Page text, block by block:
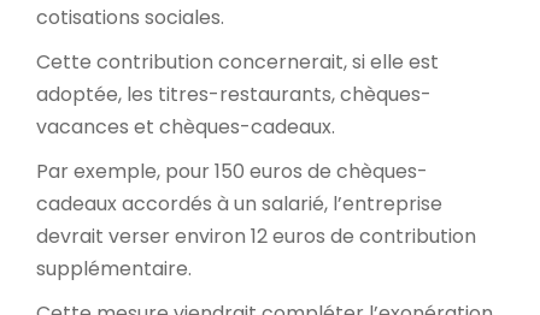
cotisations sociales.
Cette contribution concernerait, si elle est
adoptée, les titres-restaurants, chèques-
vacances et chèques-cadeaux.
Par exemple, pour 150 euros de chèques-
cadeaux accordés à un salarié, l’entreprise
devrait verser environ 12 euros de contribution
supplémentaire.